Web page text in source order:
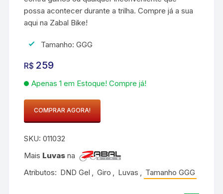
possa acontecer durante a trilha. Compre já a sua
aqui na Zabal Bike!
Tamanho: GGG
R$ 259
Apenas 1 em Estoque! Compre já!
Ciclismo
Giro
Gel
COMPRAR AGORA!
SKU:011032
Mais Luvas na
Atributos: DND Gel , Giro , Luvas , Tamanho GGG